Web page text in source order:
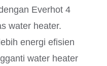
Everhot 4
water heater.
energi efisien
water heater